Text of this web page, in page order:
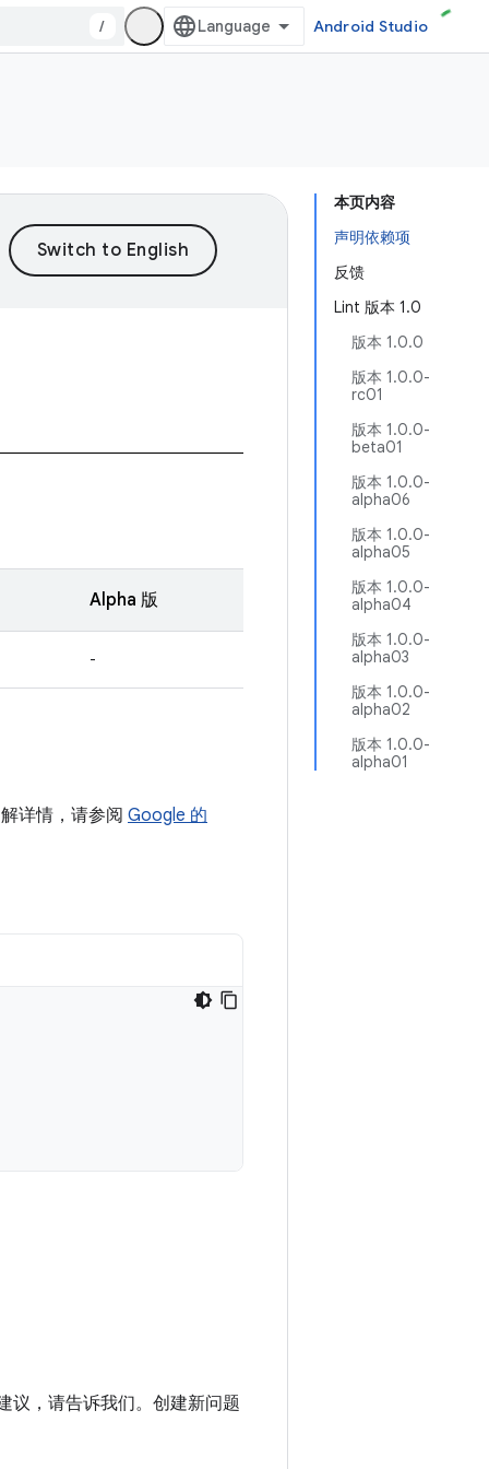
/ Android Studio
本页内容
声明依赖项
反馈
Lint 版本 1.0
版本 1.0.0
版本 1.0.0-
rc01
版本 1.0.0-
beta01
版本 1.0.0-
alpha06
版本 1.0.0-
alpha05
版本 1.0.0-
alpha04
版本 1.0.0-
alpha03
版本 1.0.0-
alpha02
版本 1.0.0-
alpha01
Alpha 版
-
详情，请参阅 Google 的
议，请告诉我们。创建新问题